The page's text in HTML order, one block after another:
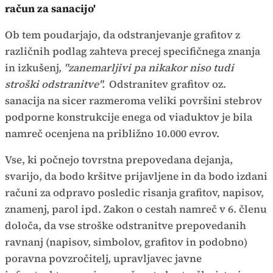
račun za sanacijo'
Ob tem poudarjajo, da odstranjevanje grafitov z
različnih podlag zahteva precej specifičnega znanja
in izkušenj, "zanemarljivi pa nikakor niso tudi
stroški odstranitve". Odstranitev grafitov oz.
sanacija na sicer razmeroma veliki površini stebrov
podporne konstrukcije enega od viaduktov je bila
namreč ocenjena na približno 10.000 evrov.
Vse, ki počnejo tovrstna prepovedana dejanja,
svarijo, da bodo kršitve prijavljene in da bodo izdani
računi za odpravo posledic risanja grafitov, napisov,
znamenj, parol ipd. Zakon o cestah namreč v 6. členu
določa, da vse stroške odstranitve prepovedanih
ravnanj (napisov, simbolov, grafitov in podobno)
poravna povzročitelj, upravljavec javne